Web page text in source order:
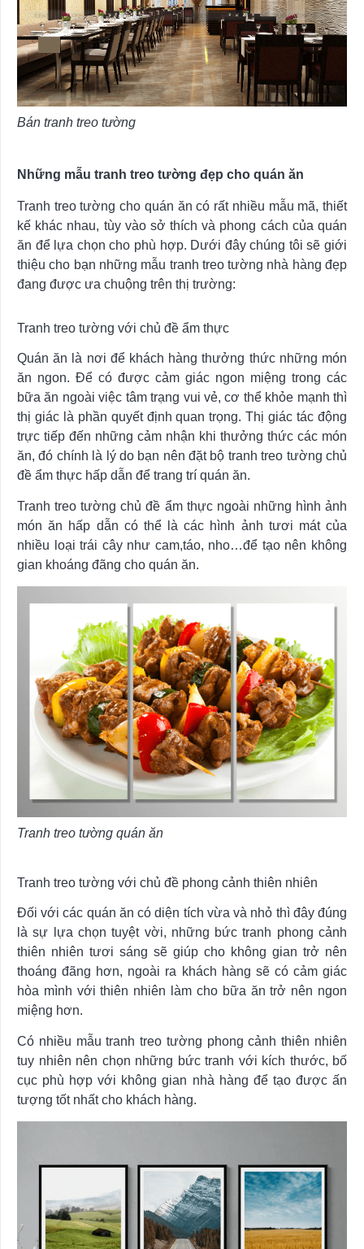
Bán tranh treo tường
Những mẫu tranh treo tường đẹp cho quán ăn
Tranh treo tường cho quán ăn có rất nhiều mẫu mã, thiết
kế khác nhau, tùy vào sở thích và phong cách của quán
ăn để lựa chọn cho phù hợp. Dưới đây chúng tôi sẽ giới
thiệu cho bạn những mẫu tranh treo tường nhà hàng đẹp
đang được ưa chuộng trên thị trường:
Tranh treo tường với chủ đề ẩm thực
Quán ăn là nơi để khách hàng thưởng thức những món
ăn ngon. Để có được cảm giác ngon miệng trong các
bữa ăn ngoài việc tâm trạng vui vẻ, cơ thể khỏe mạnh thì
thị giác là phần quyết định quan trọng. Thị giác tác động
trực tiếp đến những cảm nhận khi thưởng thức các món
ăn, đó chính là lý do bạn nên đặt bộ tranh treo tường chủ
đề ẩm thực hấp dẫn để trang trí quán ăn.
Tranh treo tường chủ đề ẩm thực ngoài những hình ảnh
món ăn hấp dẫn có thể là các hình ảnh tươi mát của
nhiều loại trái cây như cam,táo, nho…để tạo nên không
gian khoáng đãng cho quán ăn.
Tranh treo tường quán ăn
Tranh treo tường với chủ đề phong cảnh thiên nhiên
Đối với các quán ăn có diện tích vừa và nhỏ thì đây đúng
là sự lựa chọn tuyệt vời, những bức tranh phong cảnh
thiên nhiên tươi sáng sẽ giúp cho không gian trở nên
thoáng đãng hơn, ngoài ra khách hàng sẽ có cảm giác
hòa mình với thiên nhiên làm cho bữa ăn trở nên ngon
miệng hơn.
Có nhiều mẫu tranh treo tường phong cảnh thiên nhiên
tuy nhiên nên chọn những bức tranh với kích thước, bố
cục phù hợp với không gian nhà hàng để tạo được ấn
tượng tốt nhất cho khách hàng.